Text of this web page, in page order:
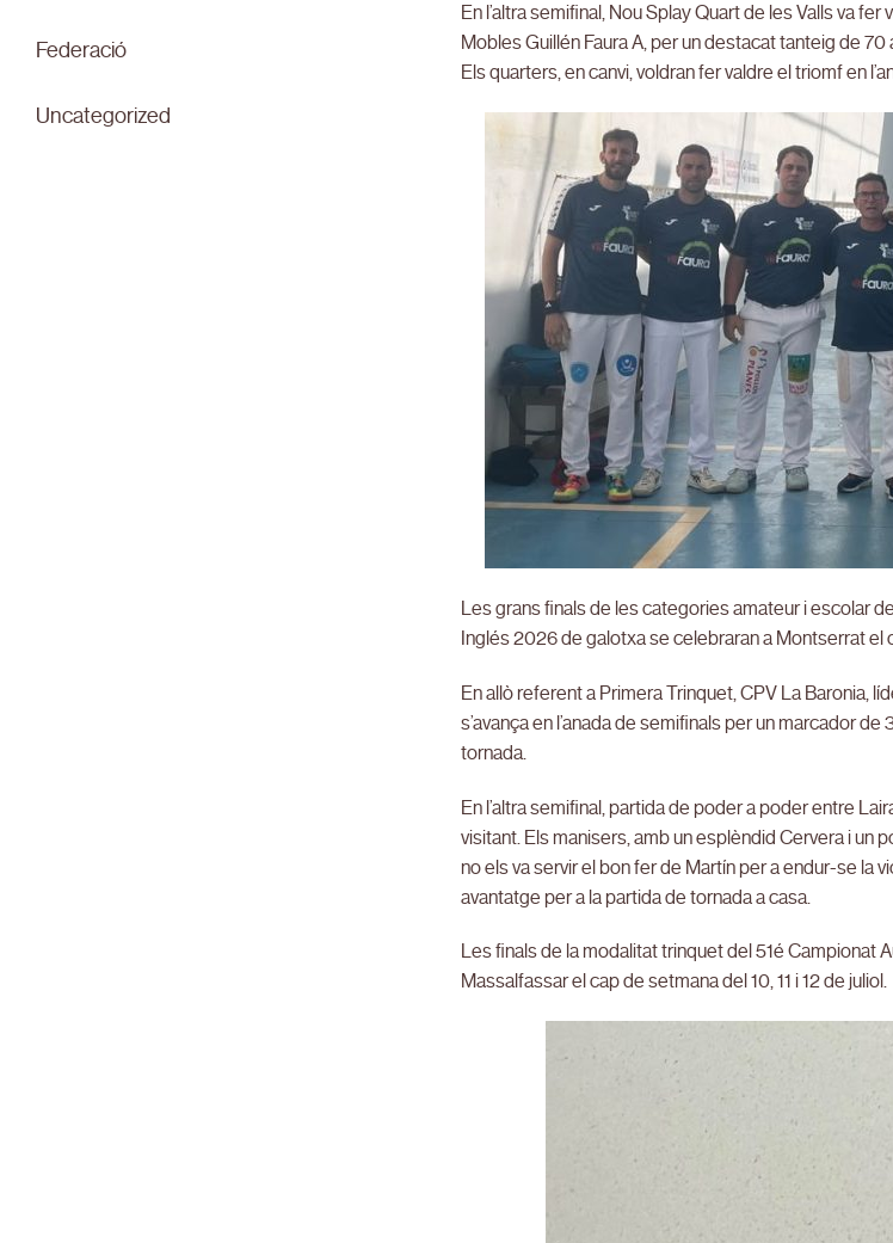
Federació
Uncategorized
En l’altra semifinal, Nou Splay Quart de les Valls va
Mobles Guillén Faura A, per un destacat tanteig de
Els quarters, en canvi, voldran fer valdre el triomf en
Les grans finals de les categories amateur i escolar
Inglés 2026 de galotxa se celebraran a Montserrat el
En allò referent a Primera Trinquet, CPV La Baronia,
s’avança en l’anada de semifinals per un marcador
tornada.
En l’altra semifinal, partida de poder a poder entre
visitant. Els manisers, amb un esplèndid Cervera i un
no els va servir el bon fer de Martín per a endur-se la
avantatge per a la partida de tornada a casa.
Les finals de la modalitat trinquet del 51é
Massalfassar el cap de setmana del 10, 11 i 12 de juliol.